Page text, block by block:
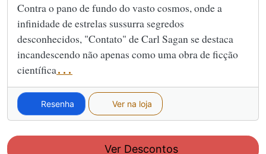
Contra o pano de fundo do vasto cosmos, onde a
infinidade de estrelas sussurra segredos
desconhecidos, "Contato" de Carl Sagan se destaca
incandescendo não apenas como uma obra de ficção
científica...
Resenha Ver na loja
Ver Descontos